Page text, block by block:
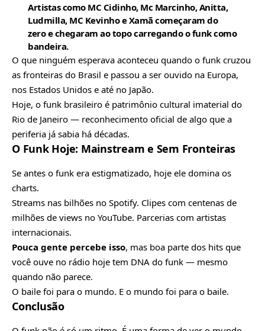
Artistas como MC Cidinho, Mc Marcinho, Anitta,
Ludmilla, MC Kevinho e Xamã começaram do
zero e chegaram ao topo carregando o funk como
bandeira.
O que ninguém esperava aconteceu quando o funk cruzou
as fronteiras do Brasil e passou a ser ouvido na Europa,
nos Estados Unidos e até no Japão.
Hoje, o funk brasileiro é patrimônio cultural imaterial do
Rio de Janeiro — reconhecimento oficial de algo que a
periferia já sabia há décadas.
O Funk Hoje: Mainstream e Sem Fronteiras
Se antes o funk era estigmatizado, hoje ele domina os
charts.
Streams nas bilhões no Spotify. Clipes com centenas de
milhões de views no YouTube. Parcerias com artistas
internacionais.
Pouca gente percebe isso, mas boa parte dos hits que
você ouve no rádio hoje tem DNA do funk — mesmo
quando não parece.
O baile foi para o mundo. E o mundo foi para o baile.
Conclusão